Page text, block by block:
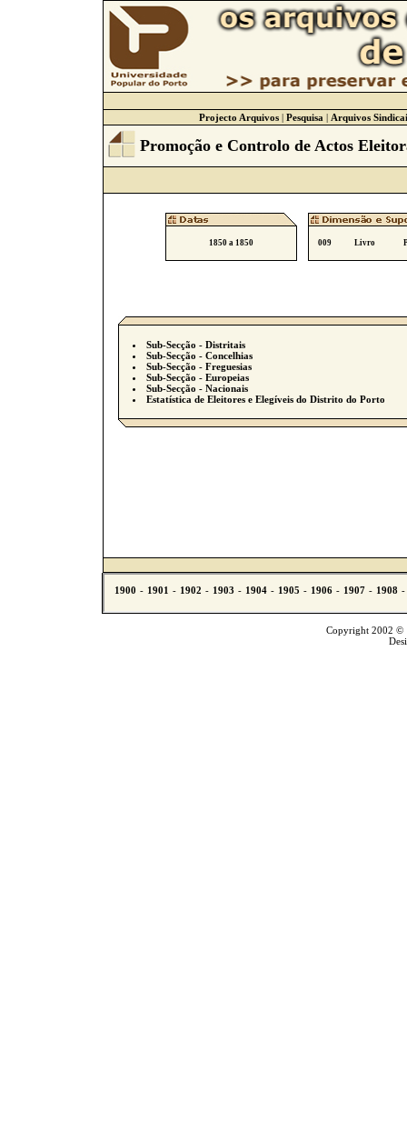
Projecto Arquivos| Pesquisa | Arquivos
Promoção e Controlo de Actos
1850 a 1850 009 Livro
Sub-Secção - Distritais
Sub-Secção - Concelhias
Sub-Secção - Freguesias
Sub-Secção - Europeias
Sub-Secção - Nacionais
Estatística de Eleitores e Elegíveis do Distrito do Porto
Copyright 2002 ©